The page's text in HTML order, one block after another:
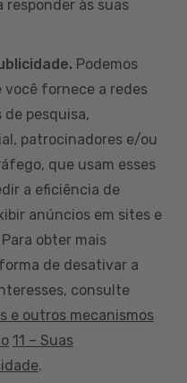
responder às suas
Podemos
fornece a redes
pesquisa,
patrocinadores e/ou
que usam esses
a eficiência de
anúncios em sites e
obter mais
de desativar a
consulte
e outros mecanismos
11 – Suas
.